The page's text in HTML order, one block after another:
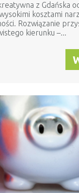
z Gdańska
kosztami
Rozwiązanie
kierunku –...